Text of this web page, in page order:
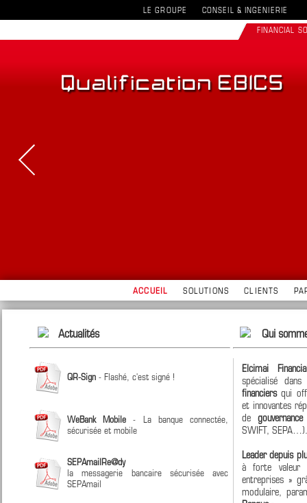
LE GROUPE CONSEIL & INGENIERIE
FINANCIAL
ACCUEIL SOLUTIONS CLIENTS
Actualités
QR-Sign - Flashé, c'est signé !
WeBank Mobile- La banque connectée,
sécurisée et mobile
SEPAmailRe@dy
la messagerie bancaire sécurisée avec
SEPAmail
Qui
Elcimai
spécialisé
financiersqui
et innovantes
de
SWIFT, SEPA…).
Leader depuis
à forte valeur
entreprises »
modulaire,